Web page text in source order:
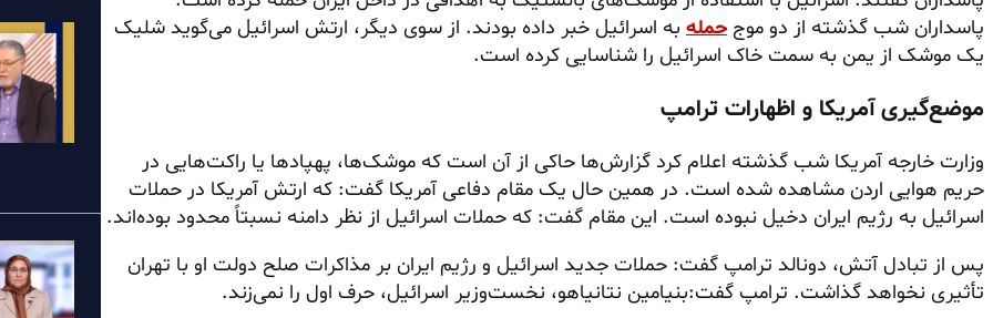
پاسداران شب گذشته از دو موج حمله به اسرائیل خبر داده بودند. از سوی دیگر، ارتش اسرائیل می‌گوید شلیک
یک موشک از یمن به سمت خاک اسرائیل را شناسایی کرده است.
موضع‌گیری آمریکا و اظهارات ترامپ
وزارت خارجه آمریکا شب گذشته اعلام کرد گزارش‌ها حاکی از آن است که موشک‌ها، پهپادها یا راکت‌هایی در
حریم هوایی اردن مشاهده شده است. در همین حال یک مقام دفاعی آمریکا گفت: که ارتش آمریکا در حملات
اسرائیل به رژیم ایران دخیل نبوده است. این مقام گفت: که حملات اسرائیل از نظر دامنه نسبتاً محدود بوده‌اند.
پس از تبادل آتش، دونالد ترامپ گفت: حملات جدید اسرائیل و رژیم ایران بر مذاکرات صلح دولت او با تهران
تأثیری نخواهد گذاشت. ترامپ گفت:بنیامین نتانیاهو، نخست‌وزیر اسرائیل، حرف اول را نمی‌زند.